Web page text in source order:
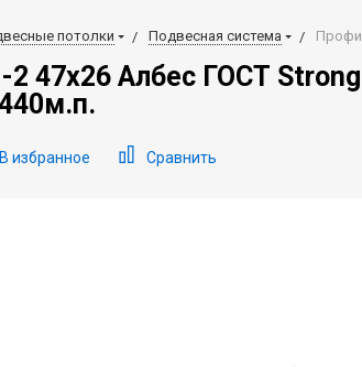
потолки Подвесная система
47х26 Албес ГОСТ
В избранное Сравнить